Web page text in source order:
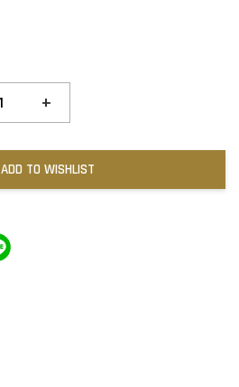
+
ADD TO WISHLIST